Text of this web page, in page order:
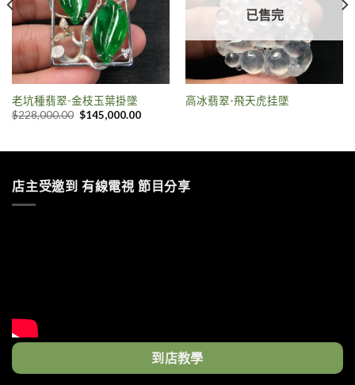
老坑種翡翠-金枝玉葉掛墜
$228,000.00 $145,000.00
已售完
高冰翡翠-飛天虎挂墜
店主受邀到 有線電視 節目分享
到店教學